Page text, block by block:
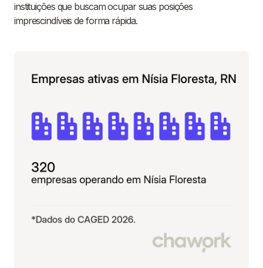
instituições que buscam ocupar suas posições
imprescindíveis de forma rápida.